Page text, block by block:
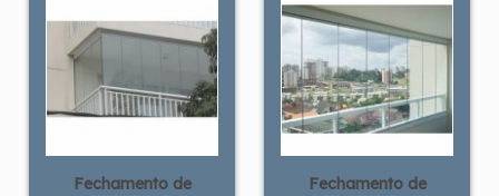
Fechamento de
Fechamento de